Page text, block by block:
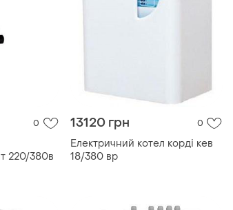
0
220/380в
13120 грн 0
Електричний котел корді кев
18/380 вр